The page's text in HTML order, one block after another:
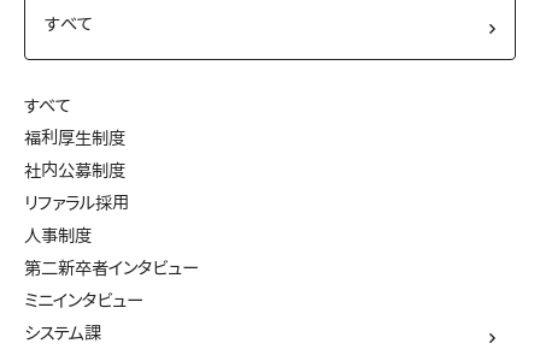
すべて
福利厚生制度
社内公募制度
リファラル採用
人事制度
第二新卒者インタビュー
ミニインタビュー
システム課